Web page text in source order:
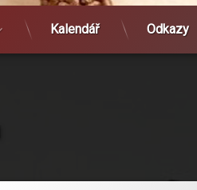
Kalendář Odkazy